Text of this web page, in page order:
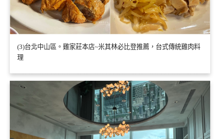
(3)台北中山區。雞家莊本店~米其林必比登推薦，台式傳統雞肉料
理